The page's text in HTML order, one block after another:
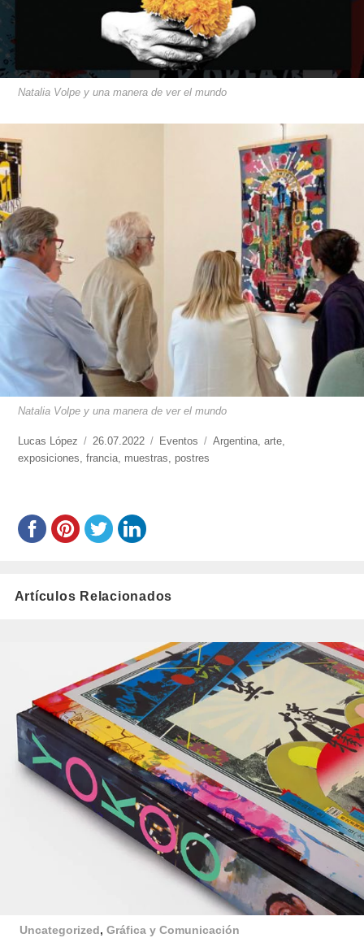
Natalia Volpe y una manera de ver el mundo
Natalia Volpe y una manera de ver el mundo
https://www.experimenta.es/author/lucas-
lopez/
Lucas López
Publicado
el
26.07.2022 Categorías
Eventos Etiquetas
Argentina ,arte
exposiciones ,francia muestras postres
Artículos Relacionados
Uncategorized, Gráfica y Comunicación